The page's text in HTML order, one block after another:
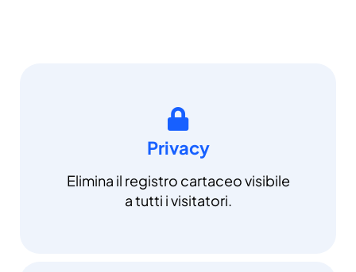
Privacy
Elimina il registro cartaceo visibile
a tutti i visitatori.